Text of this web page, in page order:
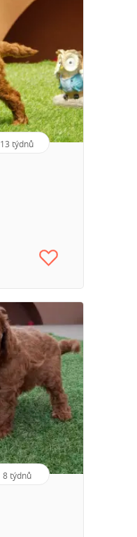
13 týdnů
8 týdnů